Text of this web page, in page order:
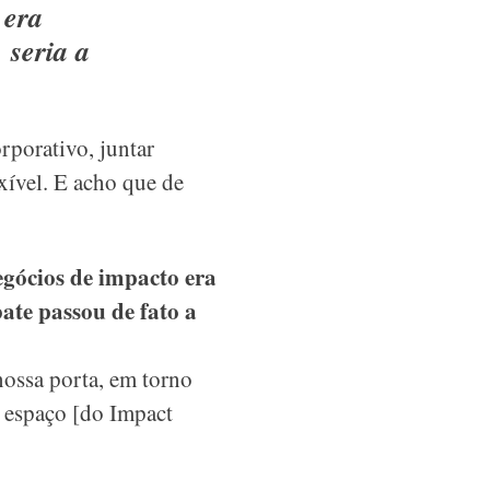
seria a
juntar
E acho que de
de impacto era
passou de fato a
porta, em torno
[do Impact